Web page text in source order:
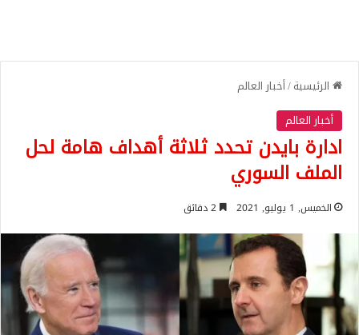
الرئيسية/أخبار العالم
أخبار العالم
ادارة بايدن تحدد ثلاثة أهداف هامة لحل
الملف السوري
الخميس, 1 يوليو, 2021